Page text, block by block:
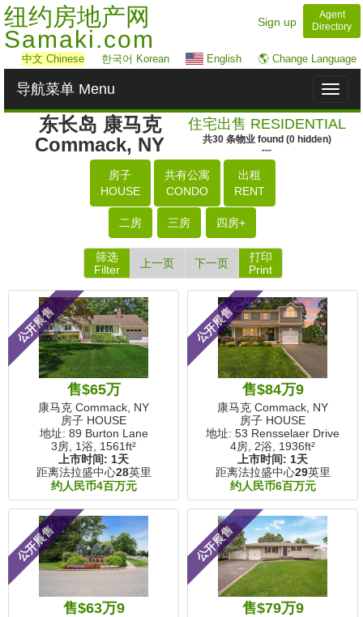
纽约房地产网
Samaki.com
Sign up
Agent
Directory
中文 Chinese 한국어 Korean English 🌎 Change Language
Toggle
导航菜单 Menu
东长岛 康马克
Commack, NY
住宅出售 RESIDENTIAL
共30 条物业found (0hidden)
---
房子
HOUSE
共有公寓
CONDO
出租
RENT
二房 三房 四房+
筛选
Filter
上一页 下一页
打印
Print
公开展售
售$65万
康马克 Commack, NY
房子 HOUSE
地址: 89 Burton Lane
3房, 1浴, 1561ft²
上市时间: 1天
距离法拉盛中心28英里
约人民币4百万元
公开展售
售$84万9
康马克 Commack, NY
房子 HOUSE
地址: 53 Rensselaer Drive
4房, 2浴, 1936ft²
上市时间: 1天
距离法拉盛中心29英里
约人民币6百万元
公开展售
售$63万9
公开展售
售$79万9